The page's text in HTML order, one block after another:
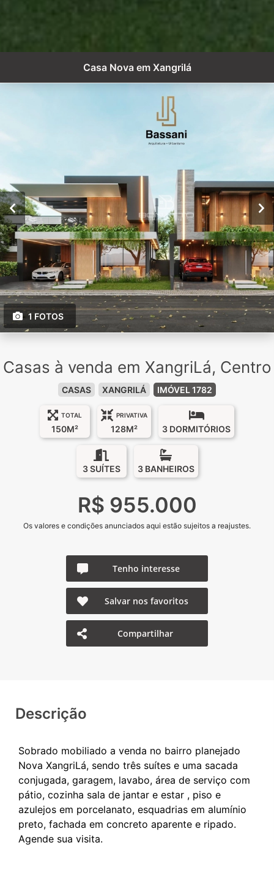
Casa Nova em Xangrilá
1 FOTOS
Casas à venda em XangriLá, Centro
CASAS XANGRILÁ IMÓVEL 1782
TOTAL
150M²
PRIVATIVA
128M² 3 DORMITÓRIOS
3 SUÍTES 3 BANHEIROS
R$ 955.000
Os valores e condições anunciados aqui estão sujeitos a reajustes.
Tenho interesse
Salvar nos favoritos
Compartilhar
Descrição
Sobrado mobiliado a venda no bairro planejado
Nova XangriLá, sendo três suítes e uma sacada
conjugada, garagem, lavabo, área de serviço com
pátio, cozinha sala de jantar e estar , piso e
azulejos em porcelanato, esquadrias em alumínio
preto, fachada em concreto aparente e ripado.